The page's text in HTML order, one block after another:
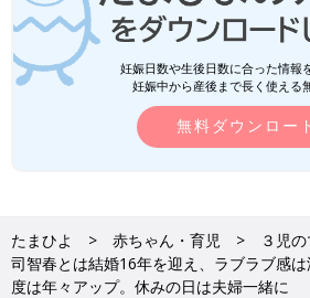
妊娠日数や生後日数に合った情報
妊娠中から産後まで長く使える
無料ダウンロー
たまひよ 赤ちゃん・育児
３児
司智春とは結婚16年を迎え、ラブラブ感
度は年々アップ。休みの日は夫婦一緒に